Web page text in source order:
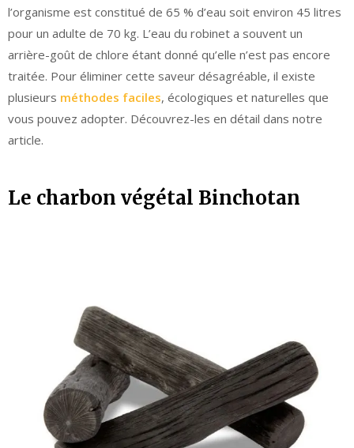
l’organisme est constitué de 65 % d’eau soit environ 45 litres
pour un adulte de 70 kg. L’eau du robinet a souvent un
arrière-goût de chlore étant donné qu’elle n’est pas encore
traitée. Pour éliminer cette saveur désagréable, il existe
plusieurs méthodes faciles, écologiques et naturelles que
vous pouvez adopter. Découvrez-les en détail dans notre
article.
Le charbon végétal Binchotan